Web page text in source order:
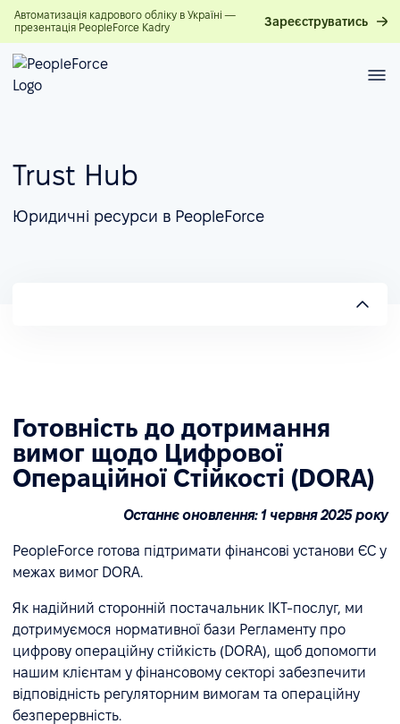
Автоматизація кадрового обліку в Україні —
презентація PeopleForce Kadry
Зареєструватись
Trust Hub
Юридичні ресурси в PeopleForce
Готовність до дотримання
вимог щодо Цифрової
Операційної Стійкості (DORA)
Останнє оновлення: 1 червня 2025 року
PeopleForce готова підтримати фінансові установи ЄС у
межах вимог DORA.
Як надійний сторонній постачальник ІКТ-послуг, ми
дотримуємося нормативної бази Регламенту про
цифрову операційну стійкість (DORA), щоб допомогти
нашим клієнтам у фінансовому секторі забезпечити
відповідність регуляторним вимогам та операційну
безперервність.